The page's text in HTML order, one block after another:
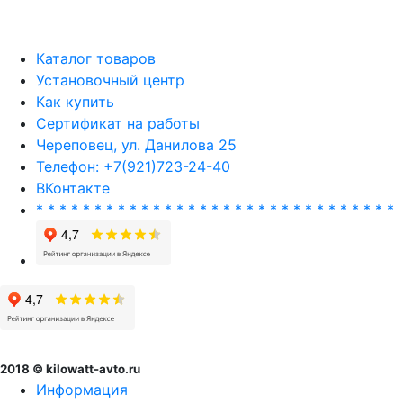
Каталог товаров
Установочный центр
Как купить
Сертификат на работы
Череповец, ул. Данилова 25
Телефон: +7(921)723-24-40
ВКонтакте
* * * * * * * * * * * * * * * * * * * * * * * * * * * * * * *
2018 © kilowatt-avto.ru
Информация